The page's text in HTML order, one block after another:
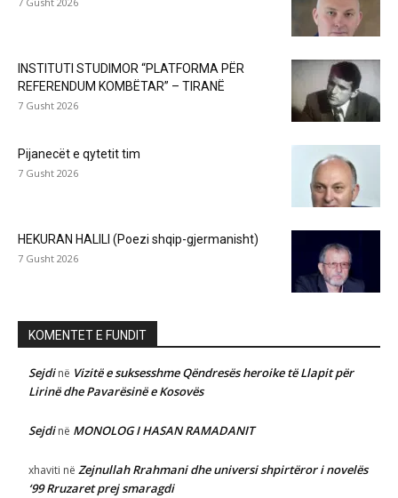
INSTITUTI STUDIMOR “PLATFORMA PËR
REFERENDUM KOMBËTAR” – TIRANË
7 Gusht 2026
Pijanecët e qytetit tim
7 Gusht 2026
HEKURAN HALILI (Poezi shqip-gjermanisht)
7 Gusht 2026
KOMENTET E FUNDIT
Sejdinë Vizitë e suksesshme Qëndresës heroike të Llapit për
Lirinë dhe Pavarësinë e Kosovës
Sejdinë MONOLOG I HASAN RAMADANIT
xhaviti në Zejnullah Rrahmani dhe universi shpirtëror i novelës
‘99 Rruzaret prej smaragdi